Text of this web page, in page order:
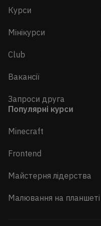
Курси
Мінікурси
Club
Вакансії
Запроси друга
Популярні курси
Minecraft
Frontend
Майстерня лідерства
Малювання на планшеті